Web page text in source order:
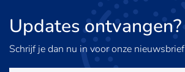
Updates ontvangen?
Schrijf je dan nu in voor onze nieuwsbrief